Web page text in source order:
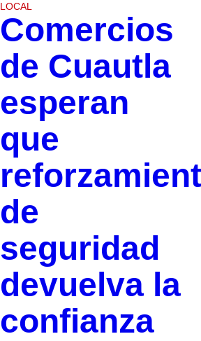
LOCAL
Comercios
de Cuautla
esperan
que
de
seguridad
devuelva la
confianza